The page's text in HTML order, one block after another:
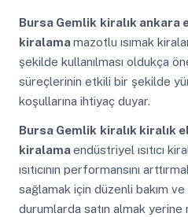
Bursa Gemlik kiralık ankara
kiralamamazotlu ısımak
şekilde kullanılması oldukça
süreçlerinin etkili bir şekilde
koşullarına ihtiyaç duyar.
Bursa Gemlik kiralık kiralık
kiralamaendüstriyel ısıtıcı
ısıtıcının performansını
sağlamak için düzenli bakım
durumlarda satın almak yerine